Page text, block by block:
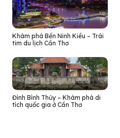
Khám phá Bến Ninh Kiều – Trái
tim du lịch Cần Thơ
Đình Bình Thủy – Khám phá di
tích quốc gia ở Cần Thơ